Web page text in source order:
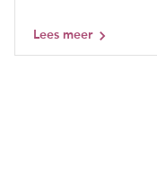
Lees meer